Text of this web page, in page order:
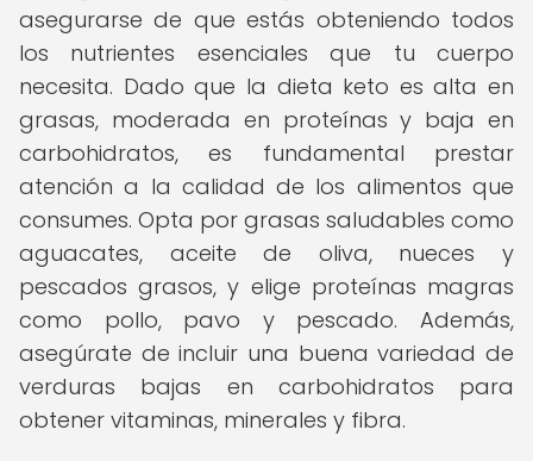
asegurarse de que estás obteniendo todos
los nutrientes esenciales que tu cuerpo
necesita. Dado que la dieta keto es alta en
grasas, moderada en proteínas y baja en
carbohidratos, es fundamental prestar
atención a la calidad de los alimentos que
consumes. Opta por grasas saludables como
aguacates, aceite de oliva, nueces y
pescados grasos, y elige proteínas magras
como pollo, pavo y pescado. Además,
asegúrate de incluir una buena variedad de
verduras bajas en carbohidratos para
obtener vitaminas, minerales y fibra.